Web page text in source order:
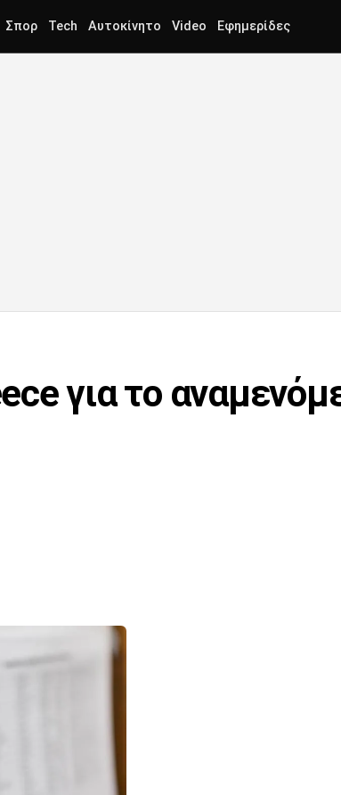
Σπορ Tech Αυτοκίνητο Video Εφημερίδες
για το